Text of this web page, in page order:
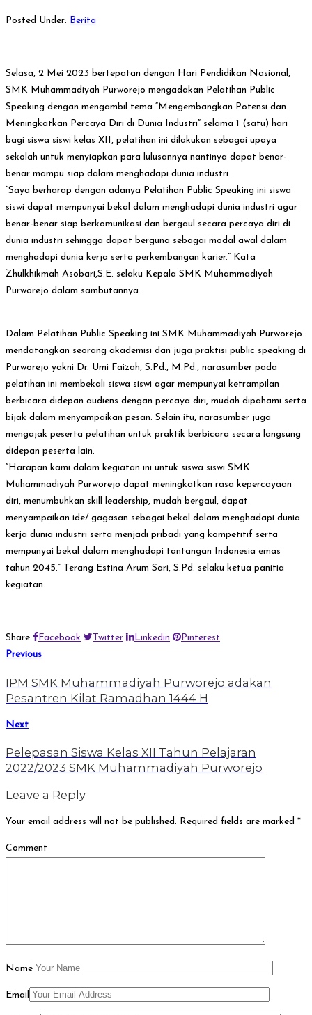
Posted Under: Berita
Selasa, 2 Mei 2023 bertepatan dengan Hari Pendidikan Nasional,
SMK Muhammadiyah Purworejo mengadakan Pelatihan Public
Speaking dengan mengambil tema “Mengembangkan Potensi dan
Meningkatkan Percaya Diri di Dunia Industri” selama 1 (satu) hari
bagi siswa siswi kelas XII, pelatihan ini dilakukan sebagai upaya
sekolah untuk menyiapkan para lulusannya nantinya dapat benar-
benar mampu siap dalam menghadapi dunia industri.
“Saya berharap dengan adanya Pelatihan Public Speaking ini siswa
siswi dapat mempunyai bekal dalam menghadapi dunia industri agar
benar-benar siap berkomunikasi dan bergaul secara percaya diri di
dunia industri sehingga dapat berguna sebagai modal awal dalam
menghadapi dunia kerja serta perkembangan karier.” Kata
Zhulkhikmah Asobari,S.E. selaku Kepala SMK Muhammadiyah
Purworejo dalam sambutannya.
Dalam Pelatihan Public Speaking ini SMK Muhammadiyah Purworejo
mendatangkan seorang akademisi dan juga praktisi public speaking di
Purworejo yakni Dr. Umi Faizah, S.Pd., M.Pd., narasumber pada
pelatihan ini membekali siswa siswi agar mempunyai ketrampilan
berbicara didepan audiens dengan percaya diri, mudah dipahami serta
bijak dalam menyampaikan pesan. Selain itu, narasumber juga
mengajak peserta pelatihan untuk praktik berbicara secara langsung
didepan peserta lain.
“Harapan kami dalam kegiatan ini untuk siswa siswi SMK
Muhammadiyah Purworejo dapat meningkatkan rasa kepercayaan
diri, menumbuhkan skill leadership, mudah bergaul, dapat
menyampaikan ide/ gagasan sebagai bekal dalam menghadapi dunia
kerja dunia industri serta menjadi pribadi yang kompetitif serta
mempunyai bekal dalam menghadapi tantangan Indonesia emas
tahun 2045.” Terang Estina Arum Sari, S.Pd. selaku ketua panitia
kegiatan.
Share Facebook Twitter Linkedin
Pinterest
Previous
IPM SMK Muhammadiyah Purworejo adakan
Pesantren Kilat Ramadhan 1444 H
Next
Pelepasan Siswa Kelas XII Tahun Pelajaran
2022/2023 SMK Muhammadiyah Purworejo
Leave a Reply
Your email address will not be published. Required fields are marked *
Comment
Name
Email